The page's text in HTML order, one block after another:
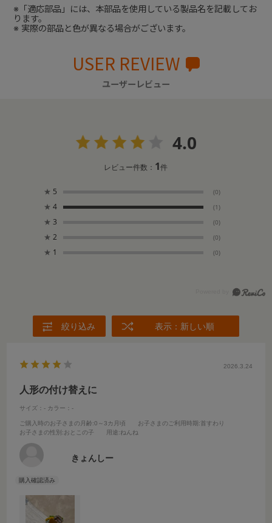
※「適応部品」には、本部品を使用している製品名を記載してお
ります。
※ 実際の部品と色が異なる場合がございます。
USER REVIEW
ユーザーレビュー
4.0
レビュー件数： 1件
★ 5 (0)
★ 4 (1)
★ 3 (0)
★ 2 (0)
★ 1 (0)
絞り込み 表示：新しい順
2026.3.24
人形の付け替えに
サイズ：- カラー：-
ご購入時のお子さまの月齢:0～3カ月頃 お子さまのご利用時期 :首すわり
お子さまの性別 :おとこの子 用途:ねんね
きょんしー